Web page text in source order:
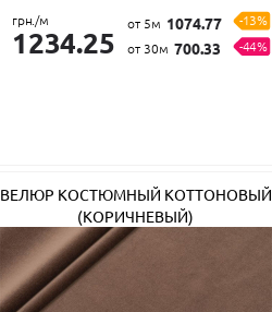
грн./м
1234.25
от 5м 1074.77
-13%
от 30м 700.33 -44%
ВЕЛЮР КОСТЮМНЫЙ КОТТОНОВЫЙ
(КОРИЧНЕВЫЙ)